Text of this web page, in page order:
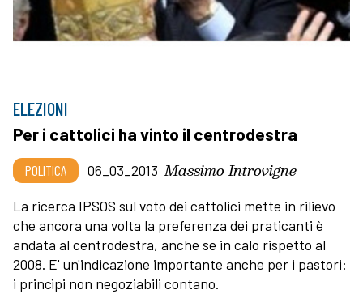
ELEZIONI
Per i cattolici ha vinto il centrodestra
POLITICA 06_03_2013 Massimo Introvigne
La ricerca IPSOS sul voto dei cattolici mette in rilievo
che ancora una volta la preferenza dei praticanti è
andata al centrodestra, anche se in calo rispetto al
2008. E' un'indicazione importante anche per i pastori:
i princìpi non negoziabili contano.